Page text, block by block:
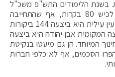
בשנת הלימודים התש"פ משכ"ל
ביצעה עבור המועצה האזורית לכיש 80 בקרות, אף שהתחייבה
ל-240 בקרות, עבור עיריית מודיעין עילית היא ביצעה 144 ביקורות
המקומית אבן יהודה היא ביצעה
הסעות בחינוך המיוחד. הן גם מיעטו בנקיטת
הסכמים, אף לא כלפי חברות